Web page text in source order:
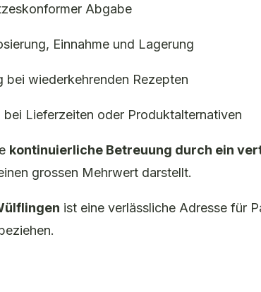
Abgabe
Einnahme und Lagerung
bei wiederkehrenden Rezepten
Lieferzeiten oder Produktalternativen
kontinuierliche Betreuung durch ein
grossen Mehrwert darstellt.
ist eine verlässliche Adresse für